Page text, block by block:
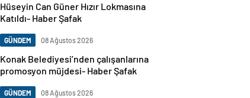
Hüseyin Can Güner Hızır Lokmasına
Katıldı- Haber Şafak
GÜNDEM 08 Ağustos 2026
Konak Belediyesi’nden çalışanlarına
promosyon müjdesi- Haber Şafak
GÜNDEM 08 Ağustos 2026